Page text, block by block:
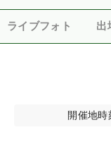
ライブフォト 出
開催地時